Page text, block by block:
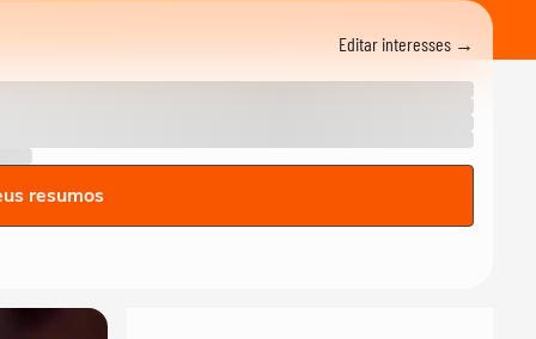
Editar interesses →
resumos